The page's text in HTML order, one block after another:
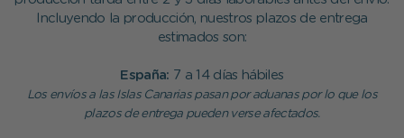
Incluyendo la producción, nuestros plazos de entrega
estimados son:
España: 7 a 14 días hábiles
Los envíos a las Islas Canarias pasan por aduanas por lo que los
plazos de entrega pueden verse afectados.